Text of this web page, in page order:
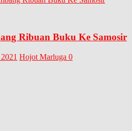
Ribuan Buku Ke Samosir
Hojot Marluga 0